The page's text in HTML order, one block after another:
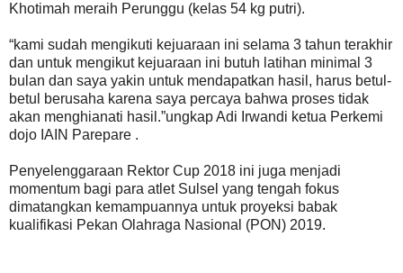
Khotimah meraih Perunggu (kelas 54 kg putri).
“kami sudah mengikuti kejuaraan ini selama 3 tahun terakhir
dan untuk mengikut kejuaraan ini butuh latihan minimal 3
bulan dan saya yakin untuk mendapatkan hasil, harus betul-
betul berusaha karena saya percaya bahwa proses tidak
akan menghianati hasil.”ungkap Adi Irwandi ketua Perkemi
dojo IAIN Parepare .
Penyelenggaraan Rektor Cup 2018 ini juga menjadi
momentum bagi para atlet Sulsel yang tengah fokus
dimatangkan kemampuannya untuk proyeksi babak
kualifikasi Pekan Olahraga Nasional (PON) 2019.